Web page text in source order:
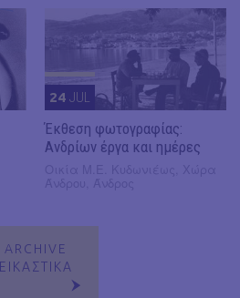
24 JUL
Έκθεση φωτογραφίας:
Ανδρίων έργα και ημέρες
ARCHIVE
ΕΙΚΑΣΤΙΚΑ